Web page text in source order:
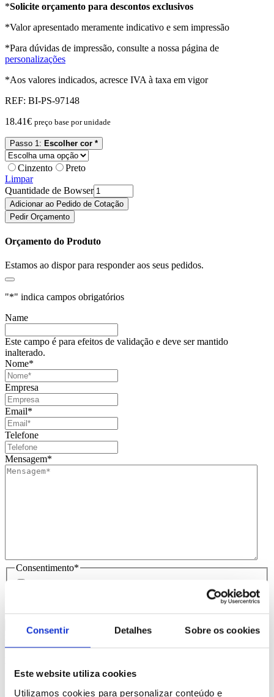
Consentir Detalhes Sobre os cookies
Este website utiliza cookies
Utilizamos cookies para personalizar conteúdo e
*Solicite orçamento para descontos exclusivos
*Valor apresentado meramente indicativo e sem impressão
*Para dúvidas de impressão, consulte a nossa página de
personalizações
*Aos valores indicados, acresce IVA à taxa em vigor
REF: BI-PS-97148
18.41€ preço base por unidade
Passo 1: Escolher cor *
Cinzento
Preto
Limpar
Quantidade de Bowser
Adicionar ao Pedido de Cotação
Pedir Orçamento
Orçamento do Produto
Estamos ao dispor para responder aos seus pedidos.
"*" indica campos obrigatórios
Name
Este campo é para efeitos de validação e deve ser mantido
inalterado.
Nome*
Empresa
Email*
Telefone
Mensagem*
Consentimento*
dados para tratamento deste contacto, única e exclusivamente